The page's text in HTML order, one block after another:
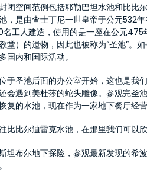
闭空间范例包括耶勒巴坦水池和比比
，是由查士丁尼一世皇帝于公元532
工人建造，使用的是一座在公元475
堂）的遗物，因此也被称为“圣池”。
国内和国际活动。
于圣池后面的办公室开始，这也是我
会遇到美杜莎的蛇头雕像。参观完圣
复的水池，现在作为一家地下餐厅经
比比尔迪雷克水池，在那里我们可以
坦布尔地下探险，参观最新发现的希